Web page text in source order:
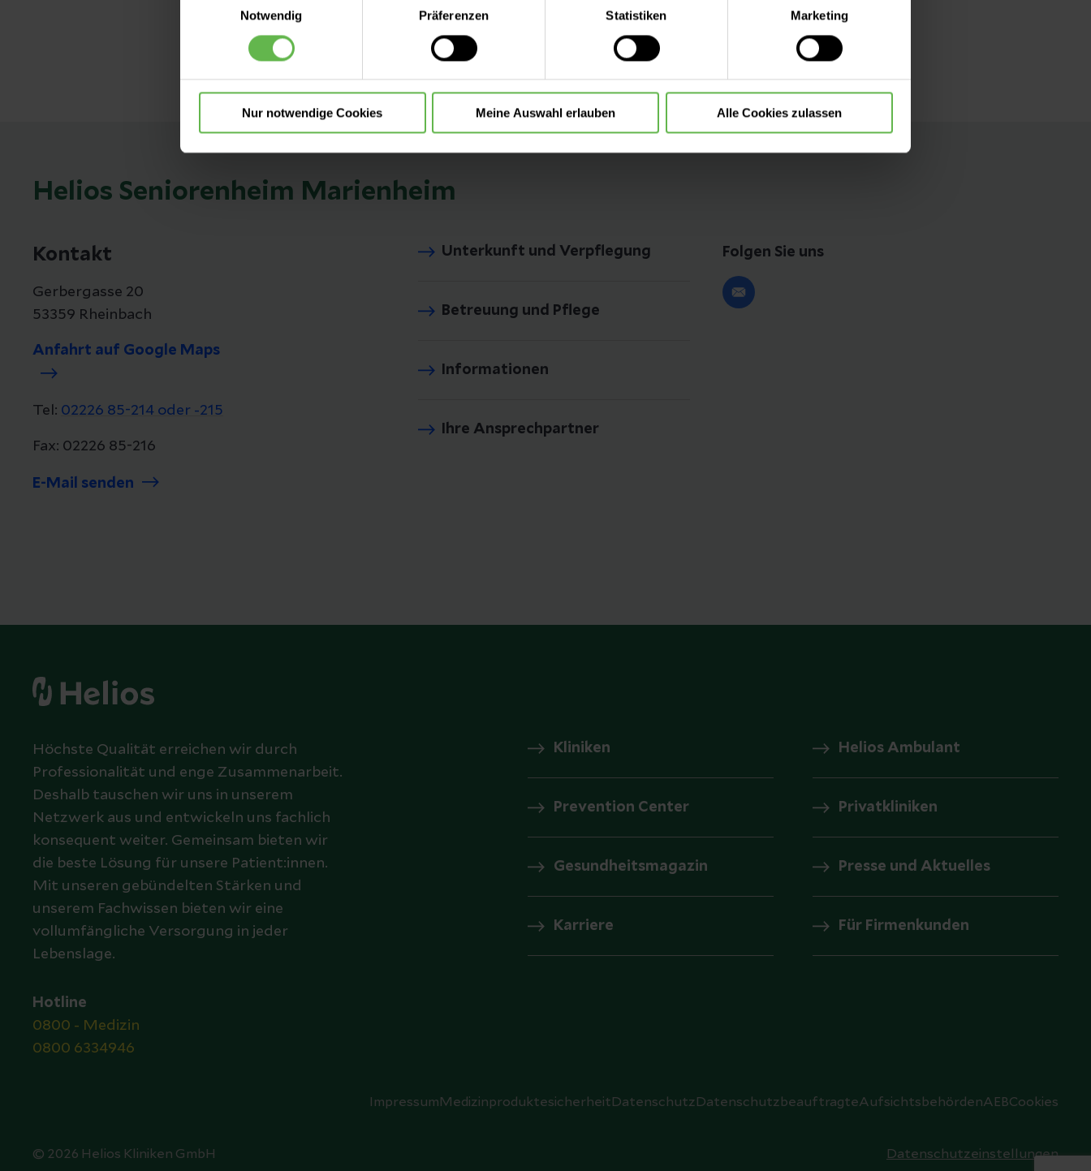
Es steht Ihnen frei, unsere Seite mit nur den notwendigen Cookies zu benutzen, eine individuelle Auswahl hinsichtlich der
einzuwilligen. Ihre Auswahlentscheidung können Sie jederzeit ändern oder widerrufen.
Notwendig
Präferenzen Statistiken Marketing
Nur notwendige Cookies Meine Auswahl erlauben Alle Cookies zulassen
Lebensperspektiven zu entwickeln.
Helios Seniorenheim Marienheim
Kontakt
Gerbergasse 20
53359 Rheinbach
Anfahrt auf Google Maps
Tel: 02226 85-214 oder -215
Fax: 02226 85-216
E-Mail senden
Unterkunft und Verpflegung
Betreuung und Pflege
Informationen
Ihre Ansprechpartner
Folgen Sie uns
Höchste Qualität erreichen wir durch
Professionalität und enge Zusammenarbeit.
Deshalb tauschen wir uns in unserem
Netzwerk aus und entwickeln uns fachlich
konsequent weiter. Gemeinsam bieten wir
die beste Lösung für unsere Patient:innen.
Mit unseren gebündelten Stärken und
unserem Fachwissen bieten wir eine
vollumfängliche Versorgung in jeder
Lebenslage.
Hotline
0800 - Medizin
0800 6334946
Kliniken Helios Ambulant
Prevention Center Privatkliniken
Gesundheitsmagazin Presse und Aktuelles
Karriere Für Firmenkunden
© 2026 Helios Kliniken GmbH
Impressum Medizinproduktesicherheit Datenschutz DatenschutzbeauftragteAufsichtsbehördenAEBCookies
Datenschutzeinstellungen